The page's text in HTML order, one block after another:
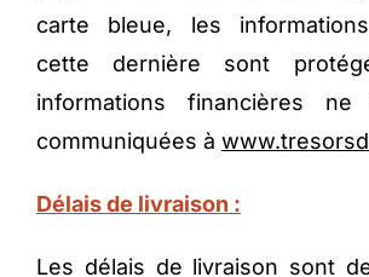
carte bleue, les
cette dernière sont
informations financières ne
communiquées à
Délais de livraison :
Les délais de livraison sont